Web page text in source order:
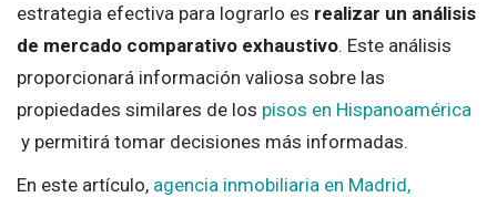
estrategia efectiva para lograrlo es realizar un análisis
de mercado comparativo exhaustivo. Este análisis
proporcionará información valiosa sobre las
propiedades similares de los pisos en Hispanoamérica
y permitirá tomar decisiones más informadas.
En este artículo, agencia inmobiliaria en Madrid,